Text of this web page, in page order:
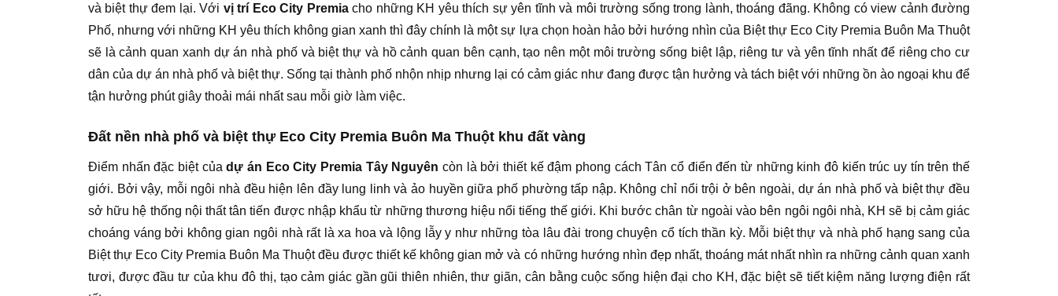
và biệt thự đem lại. Với vị trí Eco City Premiacho những KH yêu thích sự yên tĩnh và môi trường sống trong lành, thoáng đãng. Không có view cảnh đường
Phố, nhưng với những KH yêu thích không gian xanh thì đây chính là một sự lựa chọn hoàn hảo bởi hướng nhìn của Biệt thự Eco City Premia Buôn Ma Thuột
sẽ là cảnh quan xanh dự án nhà phố và biệt thự và hồ cảnh quan bên cạnh, tạo nên một môi trường sống biệt lập, riêng tư và yên tĩnh nhất để riêng cho cư
dân của dự án nhà phố và biệt thự. Sống tại thành phố nhộn nhịp nhưng lại có cảm giác như đang được tận hưởng và tách biệt với những ồn ào ngoại khu để
tận hưởng phút giây thoải mái nhất sau mỗi giờ làm việc.
Đất nền nhà phố và biệt thự Eco City Premia Buôn Ma Thuột khu đất vàng
Điểm nhấn đặc biệt củadự án Eco City Premia Tây Nguyên còn là bởi thiết kế đậm phong cách Tân cổ điển đến từ những kinh đô kiến trúc uy tín trên thế
giới. Bởi vậy, mỗi ngôi nhà đều hiện lên đầy lung linh và ảo huyền giữa phố phường tấp nập. Không chỉ nổi trội ở bên ngoài, dự án nhà phố và biệt thự đều
sở hữu hệ thống nội thất tân tiến được nhập khẩu từ những thương hiệu nổi tiếng thế giới. Khi bước chân từ ngoài vào bên ngôi ngôi nhà, KH sẽ bị cảm giác
choáng váng bởi không gian ngôi nhà rất là xa hoa và lộng lẫy y như những tòa lâu đài trong chuyện cổ tích thần kỳ. Mỗi biệt thự và nhà phố hạng sang của
Biệt thự Eco City Premia Buôn Ma Thuột đều được thiết kế không gian mở và có những hướng nhìn đẹp nhất, thoáng mát nhất nhìn ra những cảnh quan xanh
tươi, được đầu tư của khu đô thị, tạo cảm giác gần gũi thiên nhiên, thư giãn, cân bằng cuộc sống hiện đại cho KH, đặc biệt sẽ tiết kiệm năng lượng điện rất